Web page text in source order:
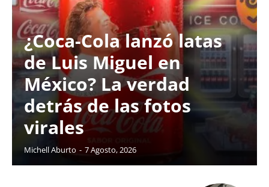
¿Coca-Cola lanzó latas
de Luis Miguel en
México? La verdad
detrás de las fotos
virales
Michell Aburto - 7 Agosto, 2026